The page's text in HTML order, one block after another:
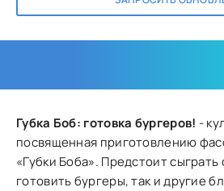
Губка Боб: готовка бургеров! -
посвященная приготовлению
«Губки Боба». Предстоит
готовить бургеры, так и другие